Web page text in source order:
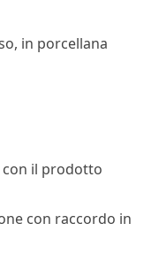
in porcellana
con il prodotto
con raccordo in